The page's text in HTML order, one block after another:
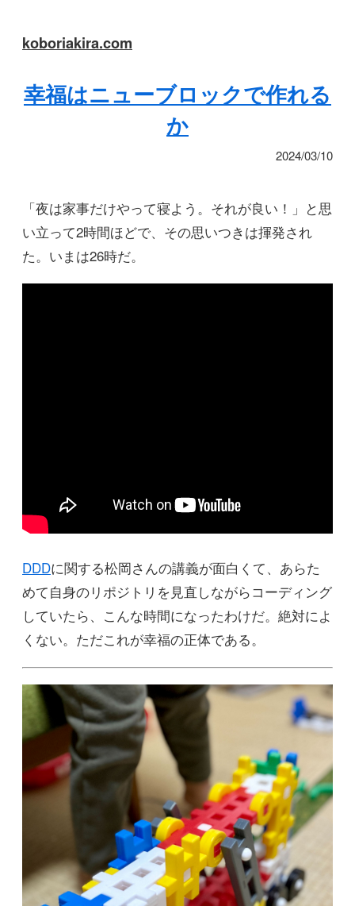
koboriakira.com
幸福はニューブロックで作れる
か
2024/03/10
「夜は家事だけやって寝よう。それが良い！」と思
い立って2時間ほどで、その思いつきは揮発され
た。いまは26時だ。
DDDに関する松岡さんの講義が面白くて、あらた
めて自身のリポジトリを見直しながらコーディング
していたら、こんな時間になったわけだ。絶対によ
くない。ただこれが幸福の正体である。